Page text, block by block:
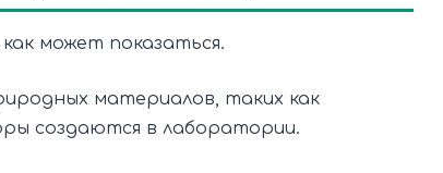
может показаться.
материалов, таких как
создаются в лаборатории.